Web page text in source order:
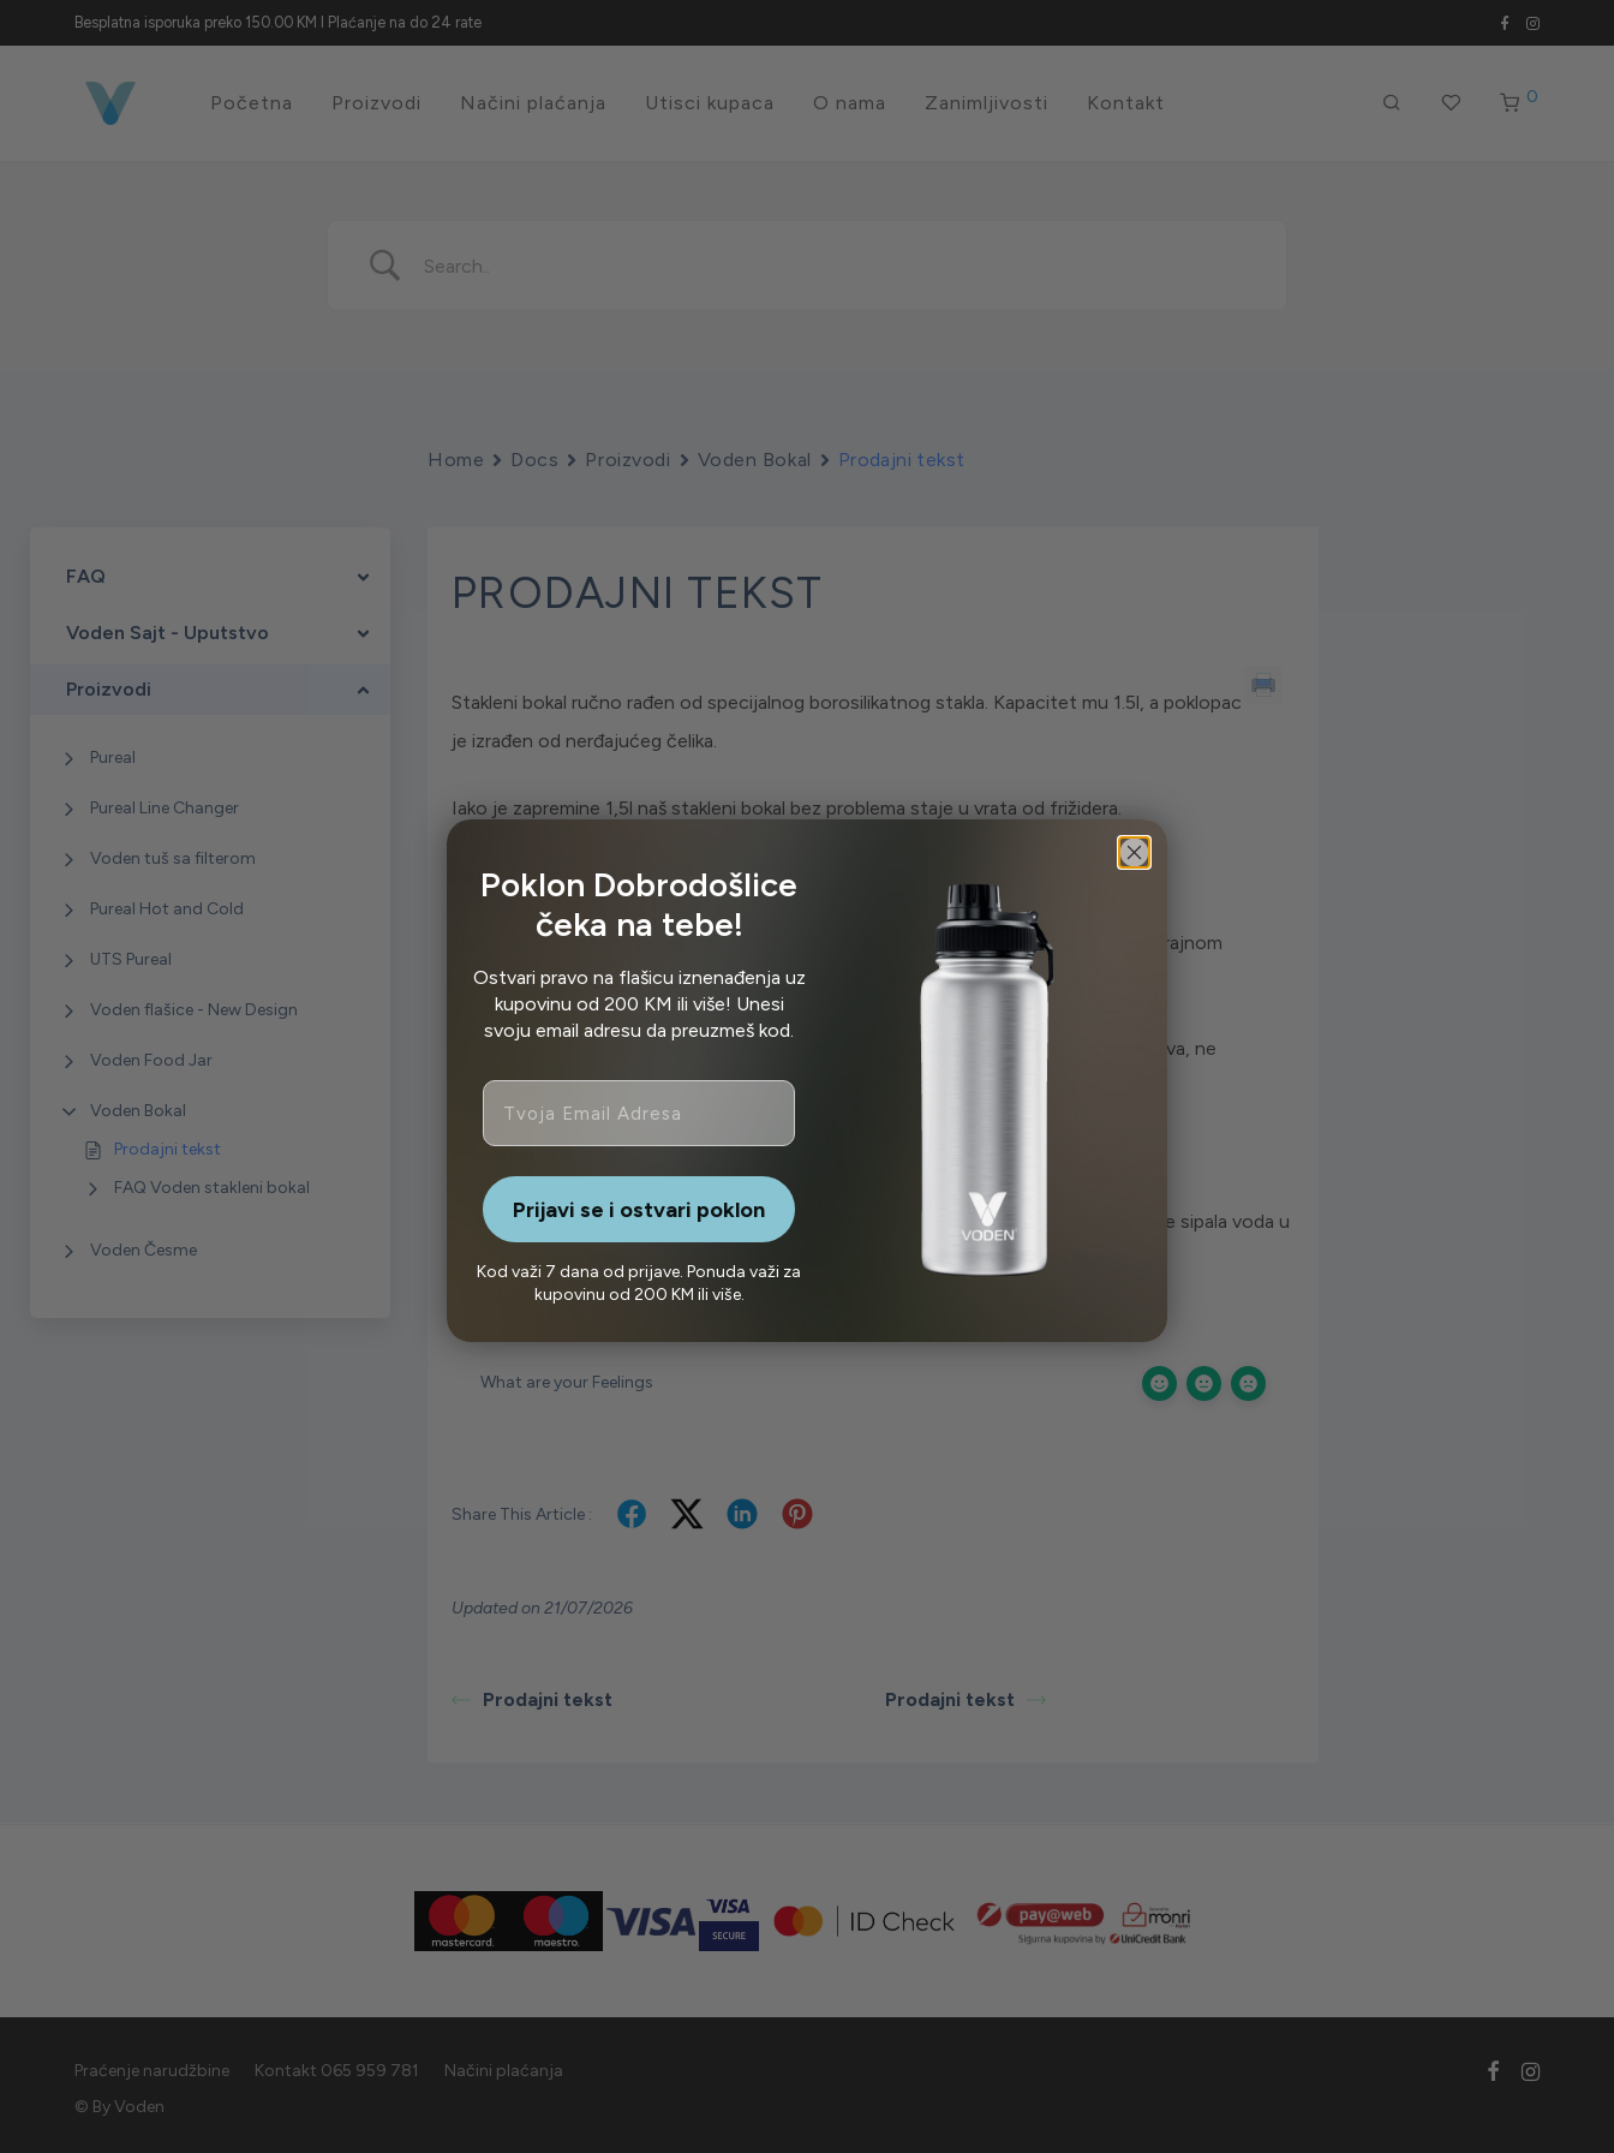
Besplatna isporuka preko 150.00 KM I Plaćanje na do 24 rate
Početna Proizvodi Načini plaćanja Utisci kupaca O nama Zanimljivosti Kontakt 0
FAQ
Voden Sajt - Uputstvo
Proizvodi
Pureal
Pureal Line Changer
Voden tuš sa filterom
Pureal Hot and Cold
UTS Pureal
Voden flašice - New Design
Voden Food Jar
Voden Bokal
Prodajni tekst
FAQ Voden stakleni bokal
Voden Česme
Home Docs Proizvodi Voden Bokal Prodajni tekst
PRODAJNI TEKST
Stakleni bokal ručno rađen od specijalnog borosilikatnog stakla. Kapacitet mu 1.5l, a poklopac
je izrađen od nerđajućeg čelika.
Iako je zapremine 1,5l naš stakleni bokal bez problema staje u vrata od frižidera.
Najkvalitetnije staklo
U pitanju je vrsta borosilikatnog stakla koje odoleva toploti, abraziji i koroziji. Dugotrajnom
upotrebom će ostati prozirno kao novo, izdržava od minus 20⁰C do plus 150⁰C.
Možete koristiti i mikrotalasnu peć za zagrevanje. Staklena površina je glatka i osetljiva, ne
apsorbuje mirise i lako se čisti
Inovativni zatvarač
Specijalni čep od nerđajućeg čelika je tako napravljen da ga ne morate skidati da bi se sipala voda u
čašu. Funkcioniše kao klapna i funkcija mu je da spreči prašinu i mirise da uđu u bokal.
What are your Feelings
Share This Article :
Updated on 21/07/2026
Prodajni tekst Prodajni tekst
Praćenje narudžbine Kontakt 065 959 781
Načini plaćanja
© ByVoden
Poklon Dobrodošlice
čeka na tebe!
Ostvari pravo na flašicu iznenađenja uz
kupovinu od 200 KM ili više! Unesi
svoju email adresu da preuzmeš kod.
Email
Prijavi se i ostvari poklon
Kod važi 7 dana od prijave. Ponuda važi za
kupovinu od 200 KM ili više.